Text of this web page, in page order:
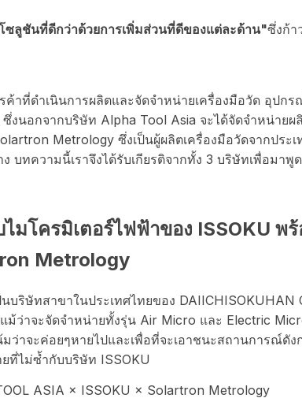
ซลูชันที่ดีกว่าด้วยการเพิ่มส่วนที่ดีของแต่ละด้าน"ซึ่งก้า
าที่ดำเนินการผลิตและจัดจำหน่ายเครื่องมือวัด อุปก
งนอกจากบริษัท Alpha Tool Asia จะได้จัดจำหน่าย
Metrology ซึ่งเป็นผู้ผลิตเครื่องมือวัดจากประ
บทความนี้เราจึงได้รับเกียรติจากทั้ง 3 บริษัทเพื่อมาพู
มโครมิเตอร์ไฟฟ้าของ ISSOKU พ
Metrology
บริษัทสาขาในประเทศไทยของ DAIICHISOKUHAN
ม้ว่าจะจัดจำหน่ายทั้งรุ่น Air Micro และ Electric
าจะค่อยๆหายไปและเพื่อที่จะเอาชนะสถานการณ์ดั
ที่ไม่ซ้ำกับบริษัท ISSOKU